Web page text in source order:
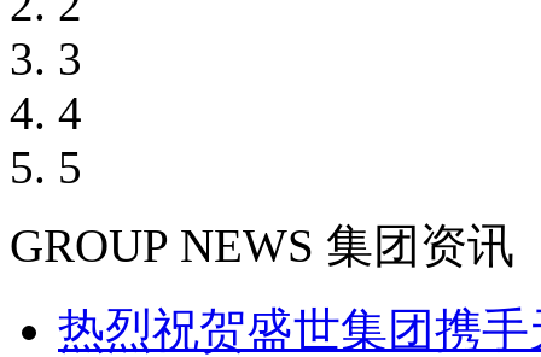
3
4
5
GROUP NEWS 集团资讯
热烈祝贺盛世集团携